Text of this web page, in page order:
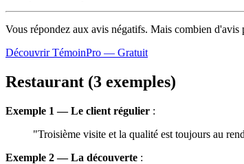
Vous répondez aux avis négatifs. Mais combien d'avis
Découvrir TémoinPro — Gratuit
Restaurant (3 exemples)
Exemple 1 — Le client régulier :
"Troisième visite et la qualité est toujours au
Exemple 2 — La découverte :